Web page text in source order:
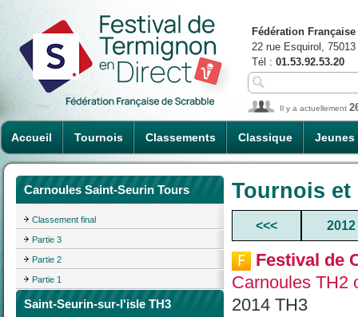
Accueil Tournois Classements Classique Jeunes
Fédération
22 rue Esquirol,
Tél : 01.53.92.53.20
Il y a actuellement
Carnoules Saint-Seurin Tours
Classement final
Partie 3
Partie 2
Partie 1
Saint-Seurin-sur-l'isle TH3
Tournois
<<< 2012
Festival de
Carnoules TH2
2014 TH3